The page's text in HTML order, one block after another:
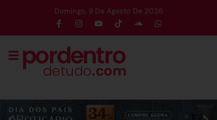
Domingo, 9 De Agosto De 2026